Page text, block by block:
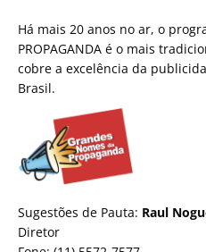
Há mais 20 anos no ar, o
PROPAGANDA é o mais
cobre a excelência da
Brasil.
Sugestões de Pauta: Raul
Diretor